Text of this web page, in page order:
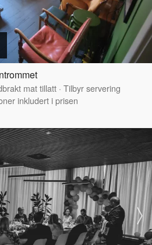
mat tillatt · Tilbyr servering
inkludert i prisen